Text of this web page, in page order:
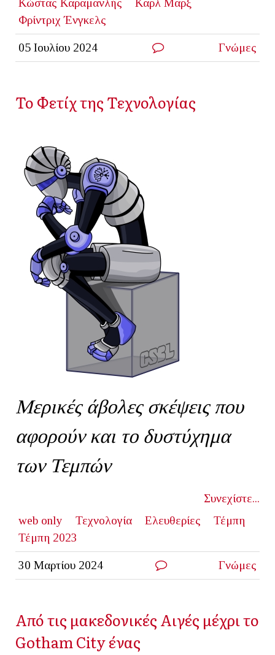
Φρίντριχ Ένγκελς
05 Ιουλίου 2024 Γνώμες
Το Φετίχ της Τεχνολογίας
Μερικές άβολες σκέψεις που
αφορούν και το δυστύχημα
των Τεμπών
Συνεχίστε...
web only
Τεχνολογία Ελευθερίες
Τέμπη
Τέμπη 2023
30 Μαρτίου 2024 Γνώμες
Από τις μακεδονικές Αιγές μέχρι το
Gotham City ένας